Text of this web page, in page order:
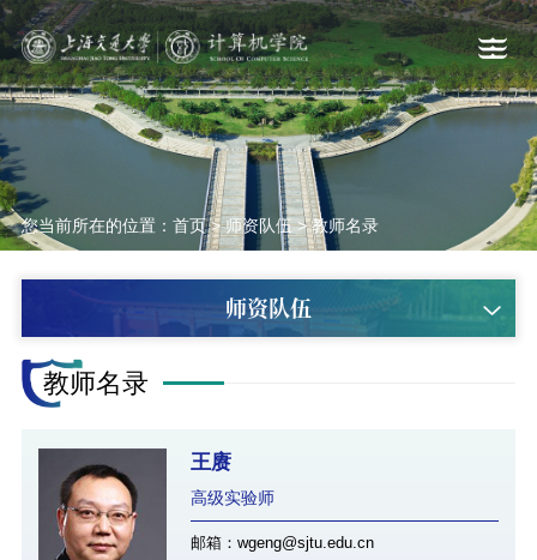
您当前所在的位置： 首页>师资队伍>教师名录
师资队伍
教师名录
王赓
高级实验师
邮箱：wgeng@sjtu.edu.cn